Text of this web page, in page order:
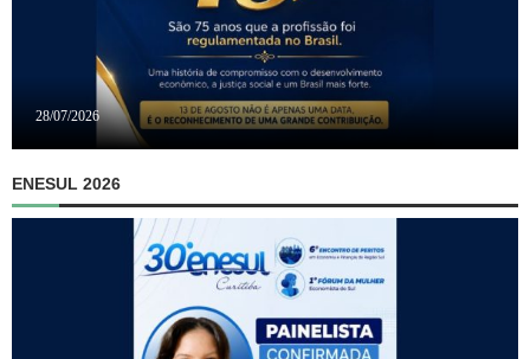
28/07/2026
ENESUL 2026